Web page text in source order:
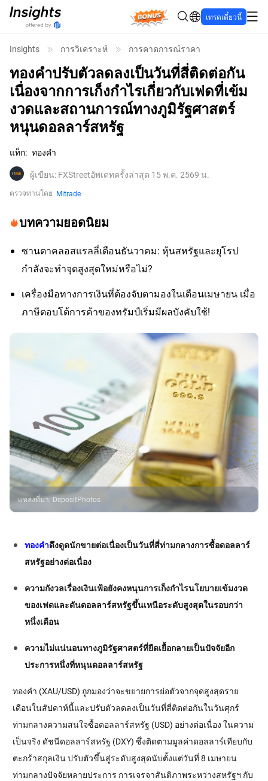
Bonus เทรดเดี๋ยวนี้
Insights การวิเคราะห์ การคาดการณ์ราคา
ทองคำปรับตัวลดลงเป็นวันที่สี่ติดต่อกัน
เนื่องจากการเก็งกำไรเกี่ยวกับเฟดที่เข้ม
งวดและสถานการณ์ทางภูมิรัฐศาสตร์
หนุนดอลลาร์สหรัฐ
แท็ก: ทองคำ
ผู้เขียน: FXStreetอัพเดทครั้งล่าสุด 15 พ.ค. 2569 น.
ตรวจทานโดย Mitrade
บทความยอดนิยม
ซานตาคลอสแรลลี่เดือนธันวาคม: หุ้นสหรัฐและยุโรป
กำลังจะทำจุดสูงสุดใหม่หรือไม่?
เครื่องมือทางการเงินที่ต้องจับตามองในเดือนเมษายน เมื่อ
ภาษีตอบโต้การค้าของทรัมป์เริ่มมีผลบังคับใช้!
แหล่งที่มา:DepositPhotos
ทองคำดึงดูดนักขายต่อเนื่องเป็นวันที่สี่ท่ามกลางการซื้อดอลลาร์
สหรัฐอย่างต่อเนื่อง
ความกังวลเรื่องเงินเฟ้อยังคงหนุนการเก็งกำไรนโยบายเข้มงวด
ของเฟดและดันดอลลาร์สหรัฐขึ้นเหนือระดับสูงสุดในรอบกว่า
หนึ่งเดือน
ความไม่แน่นอนทางภูมิรัฐศาสตร์ที่ยืดเยื้อกลายเป็นปัจจัยอีก
ประการหนึ่งที่หนุนดอลลาร์สหรัฐ
ทองคำ (XAU/USD) ถูกมองว่าจะขยายการย่อตัวจากจุดสูงสุดราย
เดือนในสัปดาห์นี้และปรับตัวลดลงเป็นวันที่สี่ติดต่อกันในวันศุกร์
ท่ามกลางความสนใจซื้อดอลลาร์สหรัฐ (USD) อย่างต่อเนื่อง ในความ
เป็นจริง ดัชนีดอลลาร์สหรัฐ (DXY) ซึ่งติดตามมูลค่าดอลลาร์เทียบกับ
ตะกร้าสกุลเงิน ปรับตัวขึ้นสู่ระดับสูงสุดนับตั้งแต่วันที่ 8 เมษายน
ท่ามกลางปัจจัยหลายประการ การเจรจาสันติภาพระหว่างสหรัฐฯ กับ